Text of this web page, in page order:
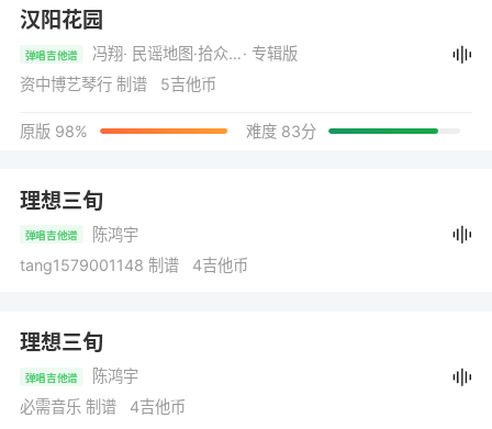
汉阳花园
弹唱吉他谱 冯翔 · 民谣地图·拾众而歌· 专辑版
资中博艺琴行 制谱 5吉他币
原版 98% 难度 83分
理想三旬
弹唱吉他谱
陈鸿宇
tang1579001148 制谱 4吉他币
理想三旬
弹唱吉他谱
陈鸿宇
必需音乐 制谱 4吉他币